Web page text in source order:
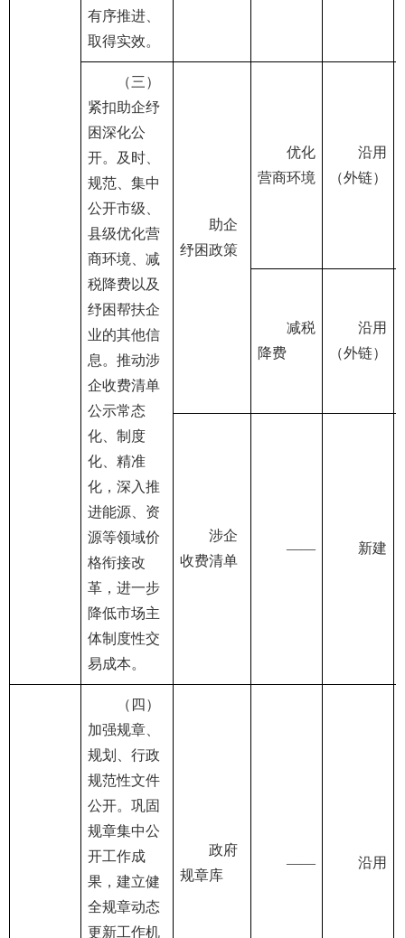
有序推进、
取得实效。
（三）
紧扣助企纾
困深化公
开。及时、
规范、集中
公开市级、
县级优化营
商环境、减
税降费以及
纾困帮扶企
业的其他信
息。推动涉
企收费清单
公示常态
化、制度
化、精准
化，深入推
进能源、资
源等领域价
格衔接改
革，进一步
降低市场主
体制度性交
易成本。
助企
纾困政策
优化
营商环境
沿用
（外链）
减税
降费
沿用
（外链）
涉企
收费清单
—— 新建
（四）
加强规章、
规划、行政
规范性文件
公开。巩固
规章集中公
开工作成
果，建立健
全规章动态
更新工作机
政府
规章库
—— 沿用